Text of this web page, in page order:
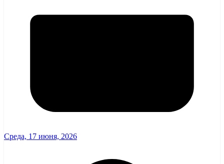
Среда, 17 июня, 2026